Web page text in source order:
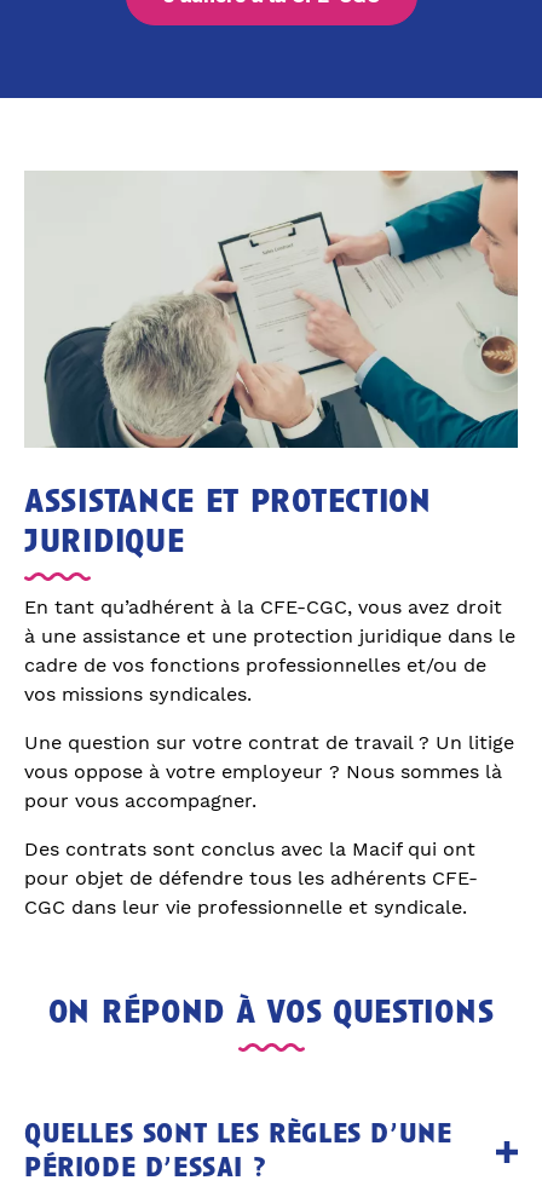
assistance et protection
juridique
En tant qu’adhérent à la CFE-CGC, vous avez droit
à une assistance et une protection juridique dans le
cadre de vos fonctions professionnelles et/ou de
vos missions syndicales.
Une question sur votre contrat de travail ? Un litige
vous oppose à votre employeur ? Nous sommes là
pour vous accompagner.
Des contrats sont conclus avec la Macif qui ont
pour objet de défendre tous les adhérents CFE-
CGC dans leur vie professionnelle et syndicale.
on répond à vos questions
quelles sont les règles d’une
période d’essai ?